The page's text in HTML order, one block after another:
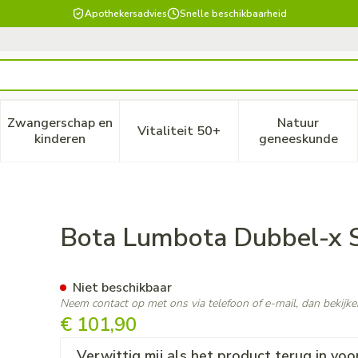
Apothekersadvies Snelle beschikbaarheid
verzorging en hygiëne categorie
voor Dieet, voeding en vitamines categorie
Zwangerschap en
kinderenToon submenu voor Zwangerschap en kinderen
Vitaliteit 50+Toon submenu voor Vitaliteit
Natuur
geneeskunde
Toon
Bota Lumbota Dubbel-x
€ 101,90
Niet beschikbaar
Neem contact op met ons via telefoon of e-mail, dan